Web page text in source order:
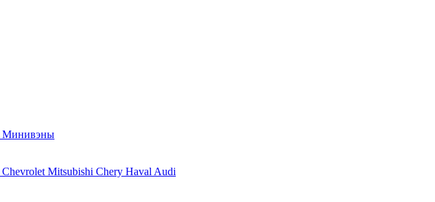
Минивэны
Chevrolet Mitsubishi Chery Haval Audi